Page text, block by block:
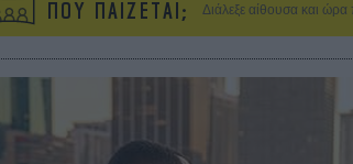
ΠΟΥ ΠΑΙΖΕΤΑΙ; Διάλεξε αίθουσα και